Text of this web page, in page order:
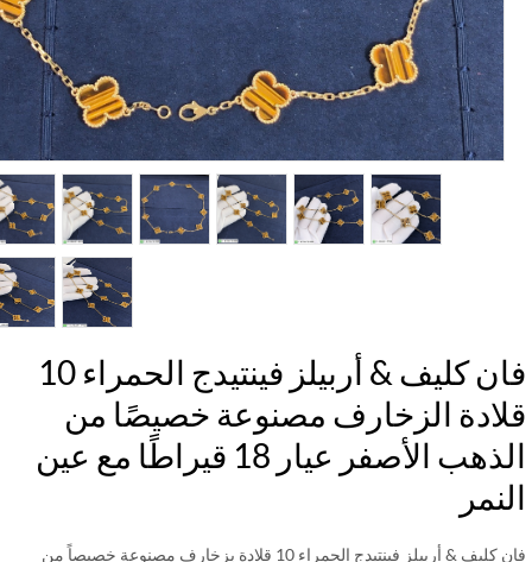
فان كليف & أربيلز فينتيدج الحمراء 10
الزخارف مصنوعة خصيصًا من
الذهب الأصفر عيار 18 قيراطًا مع عين
فان كليف & أربيلز فينتيدج الحمراء 10 قلادة بزخارف مصنوعة خصيصاً من